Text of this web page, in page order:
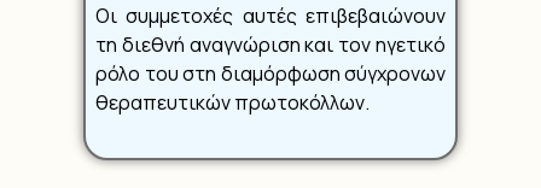
Οι συμμετοχές αυτές επιβεβαιώνουν
τη διεθνή αναγνώριση και τον ηγετικό
ρόλο του στη διαμόρφωση σύγχρονων
θεραπευτικών πρωτοκόλλων.